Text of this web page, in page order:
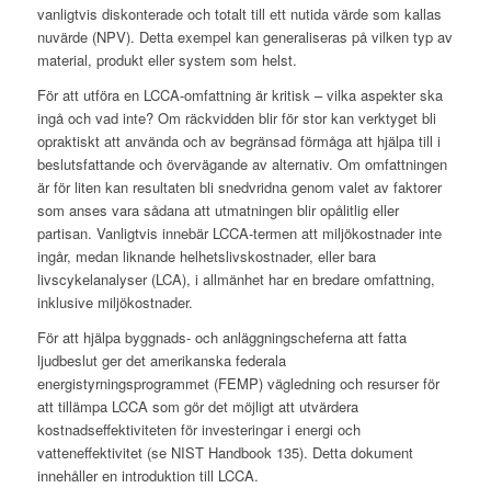
vanligtvis diskonterade och totalt till ett nutida värde som kallas
nuvärde (NPV). Detta exempel kan generaliseras på vilken typ av
material, produkt eller system som helst.
För att utföra en LCCA-omfattning är kritisk – vilka aspekter ska
ingå och vad inte? Om räckvidden blir för stor kan verktyget bli
opraktiskt att använda och av begränsad förmåga att hjälpa till i
beslutsfattande och övervägande av alternativ. Om omfattningen
är för liten kan resultaten bli snedvridna genom valet av faktorer
som anses vara sådana att utmatningen blir opålitlig eller
partisan. Vanligtvis innebär LCCA-termen att miljökostnader inte
ingår, medan liknande helhetslivskostnader, eller bara
livscykelanalyser (LCA), i allmänhet har en bredare omfattning,
inklusive miljökostnader.
För att hjälpa byggnads- och anläggningscheferna att fatta
ljudbeslut ger det amerikanska federala
energistyrningsprogrammet (FEMP) vägledning och resurser för
att tillämpa LCCA som gör det möjligt att utvärdera
kostnadseffektiviteten för investeringar i energi och
vatteneffektivitet (se NIST Handbook 135). Detta dokument
innehåller en introduktion till LCCA.